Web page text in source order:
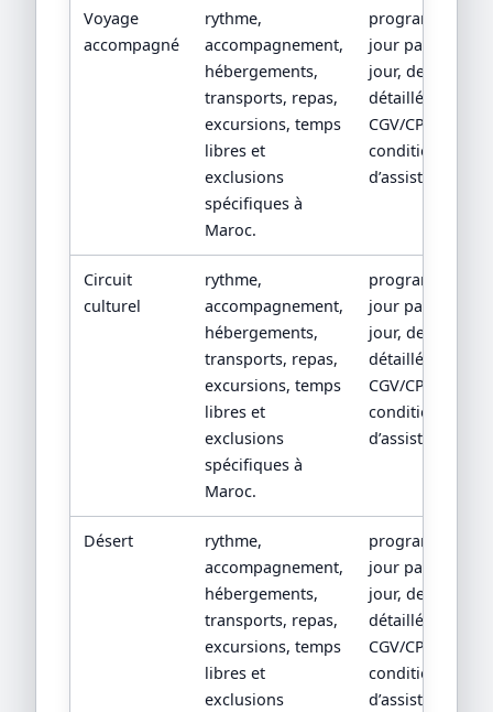
Voyage
accompagné
rythme,
accompagnement,
hébergements,
transports, repas,
excursions, temps
libres et
exclusions
spécifiques à
Maroc.
programme
jour par
jour, devis
détaillé,
CGV/CPV et
conditions
d’assistance.
Circuit
culturel
rythme,
accompagnement,
hébergements,
transports, repas,
excursions, temps
libres et
exclusions
spécifiques à
Maroc.
programme
jour par
jour, devis
détaillé,
CGV/CPV et
conditions
d’assistance.
Désert
rythme,
accompagnement,
hébergements,
transports, repas,
excursions, temps
libres et
exclusions
programme
jour par
jour, devis
détaillé,
CGV/CPV et
conditions
d’assistance.